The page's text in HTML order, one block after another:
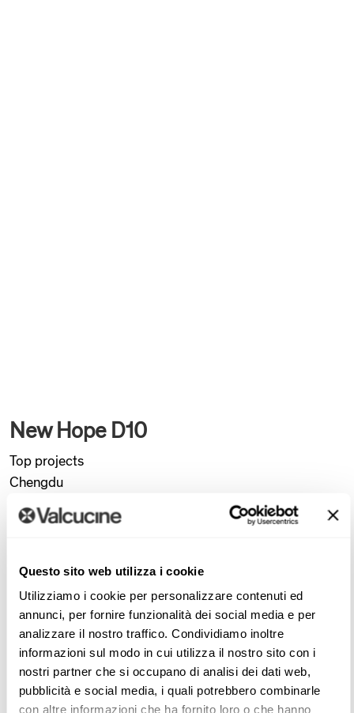
Questo sito web utilizza i cookie
Utilizziamo i cookie per personalizzare contenuti ed
annunci, per fornire funzionalità dei social media e per
analizzare il nostro traffico. Condividiamo inoltre
informazioni sul modo in cui utilizza il nostro sito con i
nostri partner che si occupano di analisi dei dati web,
pubblicità e social media, i quali potrebbero combinarle
con altre informazioni che ha fornito loro o che hanno
New Hope D10
Top projects
Chengdu
United Design Group
In the heart of Chengdu stands New Hope D10, China’s
tallest residential building, designed by United Design
Group: a sculptural piece of architecture that brings
people, nature, and technology into dialogue, inspired by
the “Pearl of Tianfu.” In one of the residences, a young